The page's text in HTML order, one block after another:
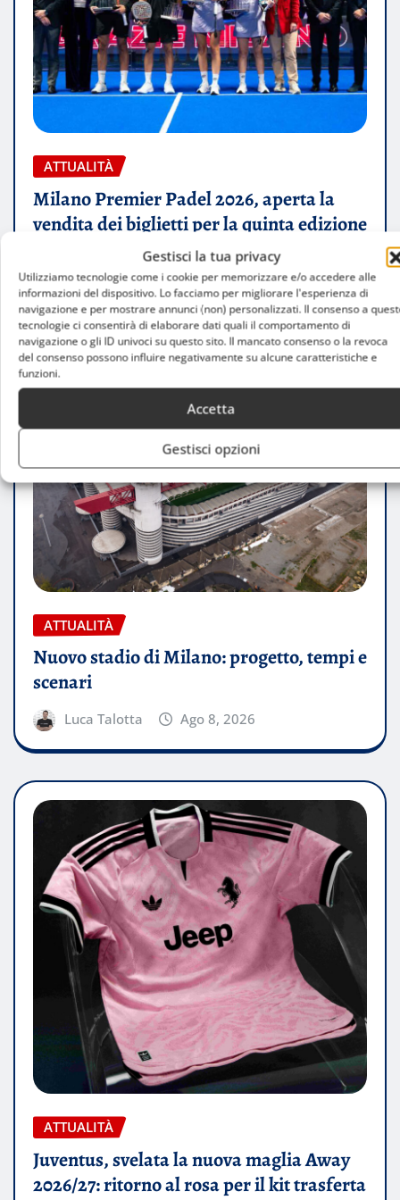
Gestisci la tua privacy
Utilizziamo tecnologie come i cookie per memorizzare e/o accedere alle
informazioni del dispositivo. Lo facciamo per migliorare l'esperienza di
navigazione e per mostrare annunci (non) personalizzati. Il consenso a
tecnologie ci consentirà di elaborare dati quali il comportamento di
navigazione o gli ID univoci su questo sito. Il mancato consenso o la revoca
del consenso possono influire negativamente su alcune caratteristiche e
funzioni.
Accetta
Gestisci opzioni
ATTUALITÀ
Milano Premier Padel 2026, aperta la
vendita dei biglietti per la quinta edizione
Ago 8, 2026
ATTUALITÀ
Nuovo stadio di Milano: progetto, tempi e
scenari
Luca Talotta Ago 8, 2026
ATTUALITÀ
Juventus, svelata la nuova maglia Away
2026/27: ritorno al rosa per il kit trasferta